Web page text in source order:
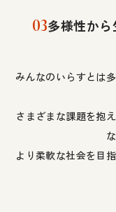
03多様性か
みんなのいらすとは
さまざまな課題を抱
より柔軟な社会を目